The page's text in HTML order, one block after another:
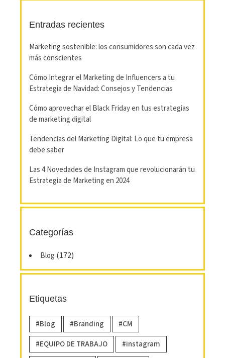
Entradas recientes
Marketing sostenible: los consumidores son cada vez
más conscientes
Cómo Integrar el Marketing de Influencers a tu
Estrategia de Navidad: Consejos y Tendencias
Cómo aprovechar el Black Friday en tus estrategias
de marketing digital
Tendencias del Marketing Digital: Lo que tu empresa
debe saber
Las 4 Novedades de Instagram que revolucionarán tu
Estrategia de Marketing en 2024
Categorías
Blog (172)
Etiquetas
Blog Branding
CM
EQUIPO DE TRABAJO
instagram